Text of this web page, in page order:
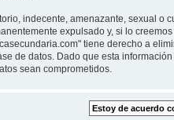
indecente, amenazante, sexual
expulsado y, si lo
tiene derecho a
de datos. Dado que esta
sean comprometidos.